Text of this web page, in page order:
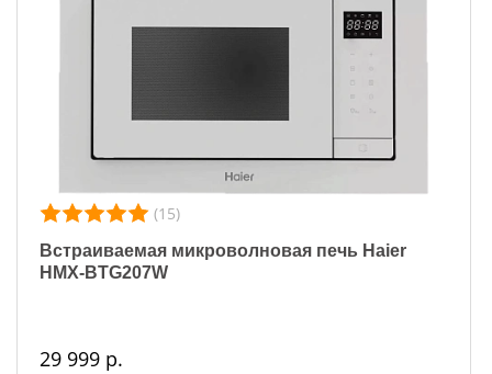
(15)
Встраиваемая микроволновая печь Haier
HMX-BTG207W
29 999 р.